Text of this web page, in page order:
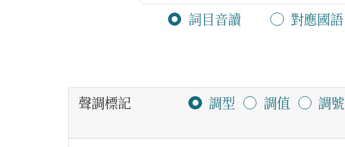
詞目音讀 對應國語
聲調標記 調型 調值 調號